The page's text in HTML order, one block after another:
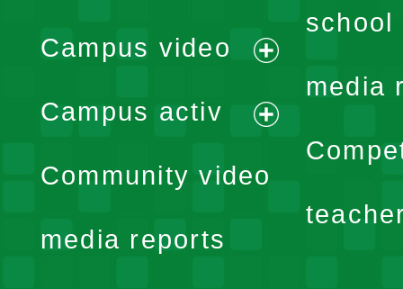
school
media
Campus video
expand
menu
Campus activ
expand
Community video
media reports